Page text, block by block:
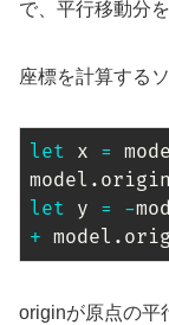
で、平行移動分
座標を計算する
let x =
model . origin
let y = -
+ model .
originが原点の平